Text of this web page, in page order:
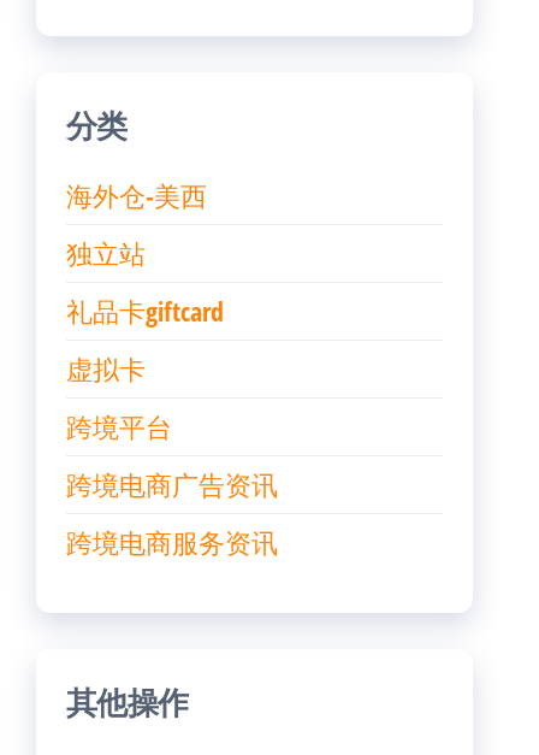
分类
海外仓-美西
独立站
礼品卡giftcard
虚拟卡
跨境平台
跨境电商广告资讯
跨境电商服务资讯
其他操作